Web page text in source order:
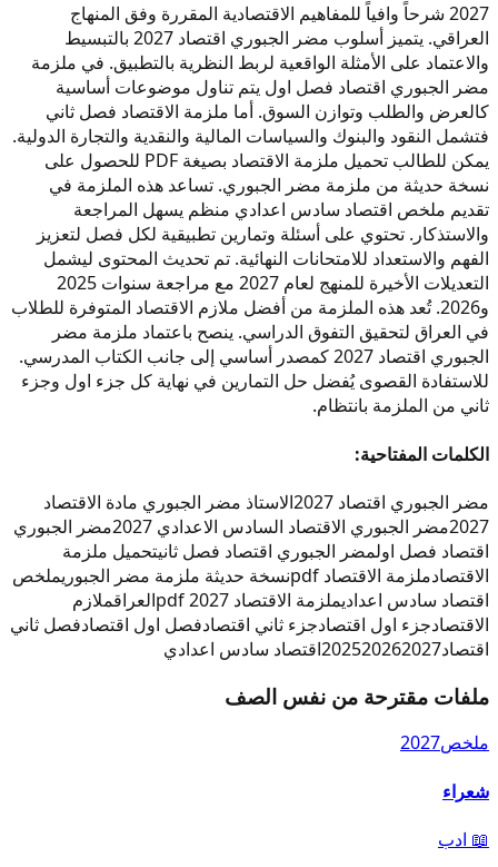
2027 شرحاً وافياً للمفاهيم الاقتصادية المقررة وفق المنهاج
العراقي. يتميز أسلوب مضر الجبوري اقتصاد 2027 بالتبسيط
والاعتماد على الأمثلة الواقعية لربط النظرية بالتطبيق. في ملزمة
مضر الجبوري اقتصاد فصل اول يتم تناول موضوعات أساسية
كالعرض والطلب وتوازن السوق. أما ملزمة الاقتصاد فصل ثاني
فتشمل النقود والبنوك والسياسات المالية والنقدية والتجارة الدولية.
يمكن للطالب تحميل ملزمة الاقتصاد بصيغة PDF للحصول على
نسخة حديثة من ملزمة مضر الجبوري. تساعد هذه الملزمة في
تقديم ملخص اقتصاد سادس اعدادي منظم يسهل المراجعة
والاستذكار. تحتوي على أسئلة وتمارين تطبيقية لكل فصل لتعزيز
الفهم والاستعداد للامتحانات النهائية. تم تحديث المحتوى ليشمل
التعديلات الأخيرة للمنهج لعام 2027 مع مراجعة سنوات 2025
و2026. تُعد هذه الملزمة من أفضل ملازم الاقتصاد المتوفرة للطلاب
في العراق لتحقيق التفوق الدراسي. ينصح باعتماد ملزمة مضر
الجبوري اقتصاد 2027 كمصدر أساسي إلى جانب الكتاب المدرسي.
للاستفادة القصوى يُفضل حل التمارين في نهاية كل جزء اول وجزء
ثاني من الملزمة بانتظام.
الكلمات المفتاحية:
مضر الجبوري اقتصاد 2027
الاستاذ مضر الجبوري مادة الاقتصاد
2027مضر الجبوري الاقتصاد السادس الاعدادي 2027
مضر الجبوري
اقتصاد فصل اولمضر الجبوري اقتصاد فصل ثانيتحميل ملزمة
الاقتصادملزمة الاقتصاد pdf نسخة حديثة ملزمة مضر الجبوريملخص
اقتصاد سادس اعداديملزمة الاقتصاد 2027 pdf العراقملازم
الاقتصادجزء اول اقتصادجزء ثاني اقتصادفصل اول اقتصادفصل ثاني
اقتصاد
202520262027 اقتصاد سادس اعدادي
ملفات مقترحة من نفس الصف
ملخص2027
شعراء
📖 ادب